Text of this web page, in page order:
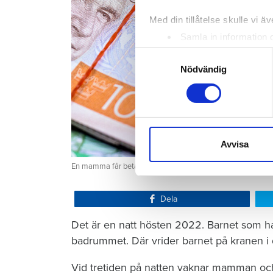
Med din tillåtelse skulle vi
Samla in information
Identifiera din enhet
Ta reda på mer om hur
eller dra tillbaka ditt
sociala medier och
till de sociala medier och
Nödvändig
Avvisa
En mamma får betala 300 000 kronor efter att ett barn
Dela
Det är en natt hösten 2022. Barnet som
badrummet. Där vrider barnet på kranen
Vid tretiden på natten vaknar mamman